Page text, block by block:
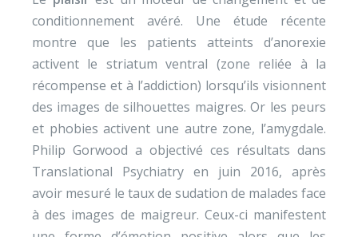
conditionnement avéré. Une étude récente
montre que les patients atteints d’anorexie
activent le striatum ventral (zone reliée à la
récompense et à l’addiction) lorsqu’ils visionnent
des images de silhouettes maigres. Or les peurs
et phobies activent une autre zone, l’amygdale.
Philip Gorwood a objectivé ces résultats dans
Translational Psychiatry en juin 2016, après
avoir mesuré le taux de sudation de malades face
à des images de maigreur. Ceux-ci manifestent